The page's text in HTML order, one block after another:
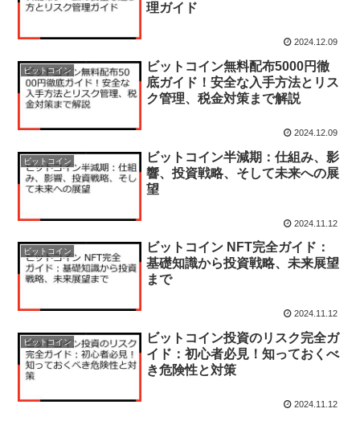
理ガイド
2024.12.09
ビットコイン
ビットコイン無料配布5000円徹
底ガイド！安全な入手方法とリス
ク管理、税金対策まで解説
2024.12.09
ビットコイン
ビットコイン半減期：仕組み、影
響、投資戦略、そして未来への展
望
2024.11.12
ビットコイン
ビットコイン NFT完全ガイド：
基礎知識から投資戦略、未来展望
まで
2024.11.12
ビットコイン
ビットコイン投資のリスク完全ガ
イド：初心者必見！知っておくべ
き危険性と対策
2024.11.12